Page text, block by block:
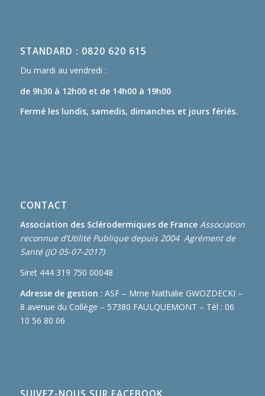
STANDARD : 0820 620 615
Du mardi au vendredi :
de 9h30 à 12h00 et de 14h00 à 19h00
Fermé les lundis, samedis, dimanches et jours fériés.
CONTACT
Association des Sclérodermiques de France Association
reconnue d’Utilité Publique depuis 2004 Agrément de
Santé (JO 05-07-2017)
Siret 444 319 750 00048
Adresse de gestion : ASF – Mme Nathalie GWOZDECKI –
8 avenue du Collège – 57380 FAULQUEMONT – Tél : 06
10 56 80 06